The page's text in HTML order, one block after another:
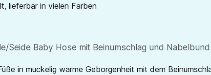
lieferbar in vielen Farben
Seide Baby Hose mit Beinumschlag und
in muckelig warme Geborgenheit mit dem